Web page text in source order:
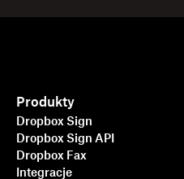
Produkty
Dropbox Sign
Dropbox Sign API
Dropbox Fax
Integracje